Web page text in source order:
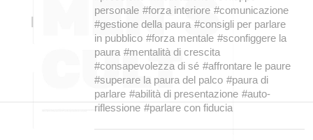
personale #forza interiore #comunicazione
#gestione della paura #consigli per parlare
in pubblico #forza mentale #sconfiggere la
paura #mentalità di crescita
#consapevolezza di sé #affrontare le paure
#superare la paura del palco #paura di
parlare #abilità di presentazione #auto-
riflessione #parlare con fiducia